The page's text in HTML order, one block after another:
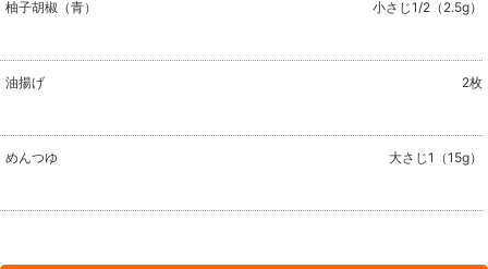
柚子胡椒（青） 小さじ1/2（2.5g）
油揚げ 2枚
めんつゆ 大さじ1（15g）